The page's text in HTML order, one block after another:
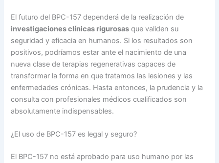
El futuro del BPC-157 dependerá de la realización de
investigaciones clínicas rigurosas que validen su
seguridad y eficacia en humanos. Si los resultados son
positivos, podríamos estar ante el nacimiento de una
nueva clase de terapias regenerativas capaces de
transformar la forma en que tratamos las lesiones y las
enfermedades crónicas. Hasta entonces, la prudencia y la
consulta con profesionales médicos cualificados son
absolutamente indispensables.
¿El uso de BPC-157 es legal y seguro?
El BPC-157 no está aprobado para uso humano por las